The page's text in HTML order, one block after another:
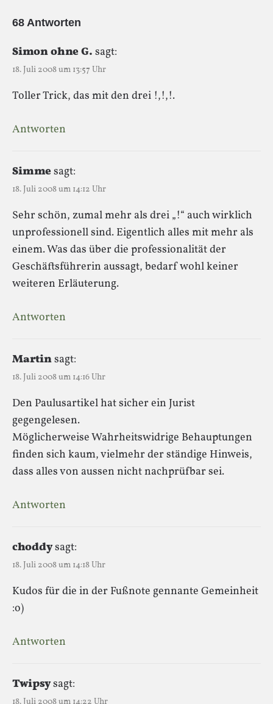
68 Antworten
Simon ohne G. sagt:
18. Juli 2008 um 13:57 Uhr
Toller Trick, das mit den drei !,!,!.
Antworten
Simmesagt:
18. Juli 2008 um 14:12 Uhr
Sehr schön, zumal mehr als drei „!“ auch wirklich
unprofessionell sind. Eigentlich alles mit mehr als
einem. Was das über die professionalität der
Geschäftsführerin aussagt, bedarf wohl keiner
weiteren Erläuterung.
Antworten
Martinsagt:
18. Juli 2008 um 14:16 Uhr
Den Paulusartikel hat sicher ein Jurist
gegengelesen.
Möglicherweise Wahrheitswidrige Behauptungen
finden sich kaum, vielmehr der ständige Hinweis,
dass alles von aussen nicht nachprüfbar sei.
Antworten
choddysagt:
18. Juli 2008 um 14:18 Uhr
Kudos für die in der Fußnote gennante Gemeinheit
:o)
Antworten
Twipsysagt: